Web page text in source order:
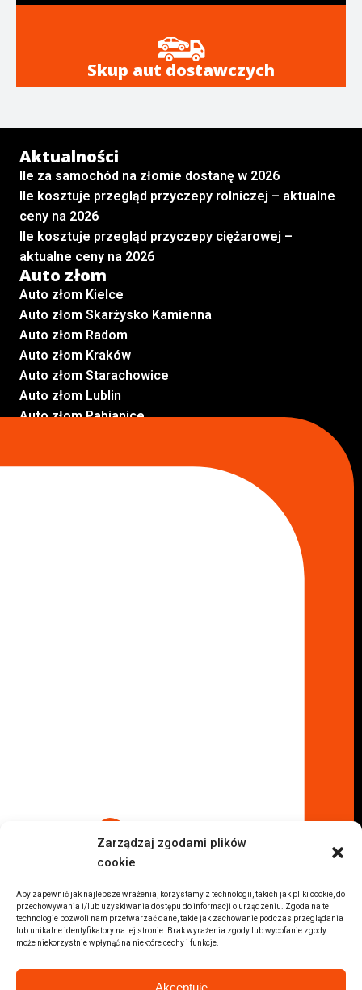
Zarządzaj zgodami plików
cookie
Aby zapewnić jak najlepsze wrażenia, korzystamy z technologii, takich jak pliki cookie, do
przechowywania i/lub uzyskiwania dostępu do informacji o urządzeniu. Zgoda na te
technologie pozwoli nam przetwarzać dane, takie jak zachowanie podczas przeglądania
lub unikalne identyfikatory na tej stronie. Brak wyrażenia zgody lub wycofanie zgody
może niekorzystnie wpłynąć na niektóre cechy i funkcje.
Akceptuję
Skup aut dostawczych
Aktualności
Ile za samochód na złomie dostanę w 2026
Ile kosztuje przegląd przyczepy rolniczej – aktualne
ceny na 2026
Ile kosztuje przegląd przyczepy ciężarowej –
aktualne ceny na 2026
Auto złom
Auto złom Kielce
Auto złom Skarżysko Kamienna
Auto złom Radom
Auto złom Kraków
Auto złom Starachowice
Auto złom Lublin
Auto złom Pabianice
Komis samochodowy Sochaczew
Inne Lokalizacje
Auta z USA Rzeszów
Auta z USA Białystok
Auta z USA Kraków
Marki samochodów
Sprzedam BMW